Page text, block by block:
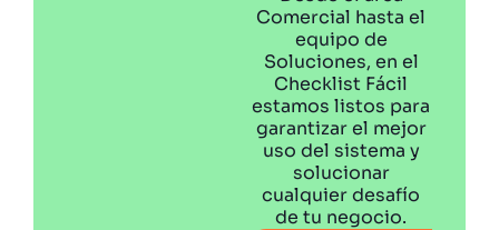
Comercial hasta el
equipo de
Soluciones, en el
Checklist Fácil
estamos listos para
garantizar el mejor
uso del sistema y
solucionar
cualquier desafío
de tu negocio.